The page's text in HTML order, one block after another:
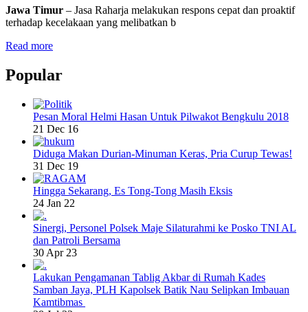
Jawa Timur – Jasa Raharja melakukan respons cepat dan proaktif
terhadap kecelakaan yang melibatkan b
Read more
Popular
Pesan Moral Helmi Hasan Untuk Pilwakot Bengkulu 2018
21 Dec 16
Diduga Makan Durian-Minuman Keras, Pria Curup Tewas!
31 Dec 19
Hingga Sekarang, Es Tong-Tong Masih Eksis
24 Jan 22
Sinergi, Personel Polsek Maje Silaturahmi ke Posko TNI AL
dan Patroli Bersama
30 Apr 23
Lakukan Pengamanan Tablig Akbar di Rumah Kades
Samban Jaya, PLH Kapolsek Batik Nau Selipkan Imbauan
Kamtibmas